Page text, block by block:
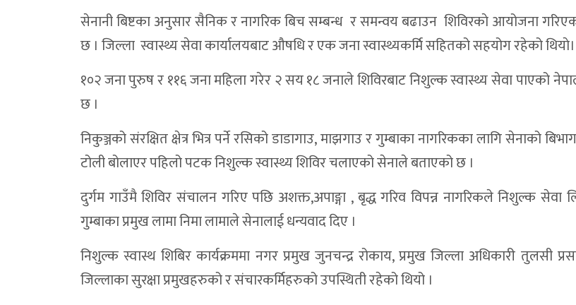
सेनानी बिष्टका अनुसार सैनिक र नागरिक बिच सम्बन्ध र समन्वय बढाउन शिविरकाे आयोजना
छ । जिल्ला स्वास्थ्य सेवा कार्यालयबाट औषधि र एक जना स्वास्थ्यकर्मि सहितको सहयोग रहेको थियाे।
१०२ जना पुरुष र ११६ जना महिला गरेर २ सय १८ जनाले शिविरबाट निशुल्क स्वास्थ्य सेवा पाएको
छ ।
निकुञ्जको संरक्षित क्षेत्र भित्र पर्ने रसिको डाडागाउ, माझगाउ र गुम्बाका नागरिकका लागि सेनाको
टोली बोलाएर पहिलो पटक निशुल्क स्वास्थ्य शिविर चलाएको सेनाले बताएको छ ।
दुर्गम गाउँमै शिविर संचालन गरिए पछि अशक्त,अपाङ्गा , बृद्ध गरिव विपन्न नागरिकले निशुल्क सेवा
गुम्बाका प्रमुख लामा निमा लामाले सेनालाई धन्यवाद दिए ।
निशुल्क स्वास्थ शिबिर कार्यक्रममा नगर प्रमुख जुनचन्द्र रोकाय, प्रमुख जिल्ला अधिकारी तुलसी
जिल्लाका सुरक्षा प्रमुखहरुको र संचारकर्मिहरुको उपस्थिती रहेको थियो ।